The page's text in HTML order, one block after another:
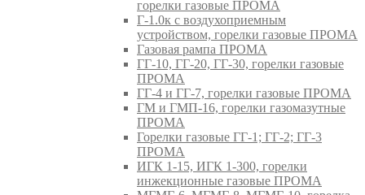
горелки газовые ПРОМА
Г-1.0к с воздухоприемным
устройством, горелки газовые ПРОМА
Газовая рампа ПРОМА
ГГ-10, ГГ-20, ГГ-30, горелки газовые
ПРОМА
ГГ-4 и ГГ-7, горелки газовые ПРОМА
ГМ и ГМП-16, горелки газомазутные
ПРОМА
Горелки газовые ГГ-1; ГГ-2; ГГ-3
ПРОМА
ИГК 1-15, ИГК 1-300, горелки
инжекционные газовые ПРОМА